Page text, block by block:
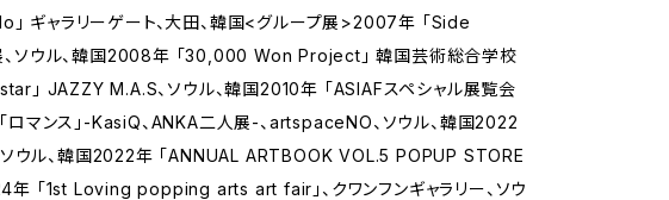
」 ギャラリーゲート、大田、韓国<グループ展>2007年 「Side
ウル、韓国2008年 「30,000 Won Project」 韓国芸術総合学校
」 JAZZY M.A.S、ソウル、韓国2010年 「ASIAFスペシャル展覧会
ロマンス」-KasiQ、ANKA二人展-、artspaceNO、ソウル、韓国2022
ソウル、韓国2022年 「ANNUAL ARTBOOK VOL.5 POPUP STORE
年 「1st Loving popping arts art fair」、クワンフンギャラリー、ソウ